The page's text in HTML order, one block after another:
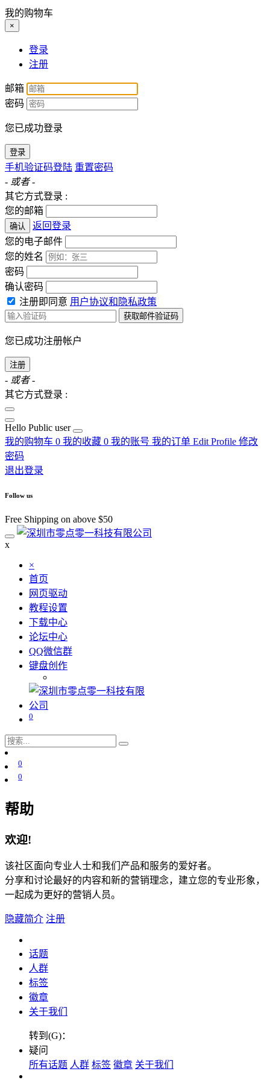
我的购物车
×
登录
注册
邮箱
密码
您已成功登录
登录
手机验证码登陆 重置密码
- 或者 -
其它方式登录 :
您的邮箱
确认
返回登录
您的电子邮件
您的姓名
密码
确认密码
注册即同意 用户协议和隐私政策
获取邮件验证码
您已成功注册帐户
注册
- 或者 -
其它方式登录 :
Hello Public user
我的购物车 0 我的收藏 0 我的账号 我的订单 Edit Profile 修改
密码
退出登录
Follow us
Free Shipping on above $50
x
×
首页
网页驱动
教程设置
下载中心
论坛中心
QQ微信群
键盘创作
0
0
0
帮助
欢迎!
该社区面向专业人士和我们产品和服务的爱好者。
分享和讨论最好的内容和新的营销理念，建立您的专业形象，
一起成为更好的营销人员。
隐藏简介 注册
话题
人群
标签
徽章
关于我们
转到(G)：
疑问
所有话题 人群 标签 徽章 关于我们